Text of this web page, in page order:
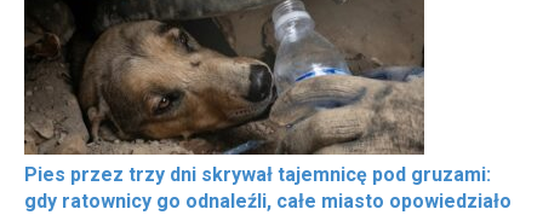
Pies przez trzy dni skrywał tajemnicę pod gruzami:
gdy ratownicy go odnaleźli, całe miasto opowiedziało